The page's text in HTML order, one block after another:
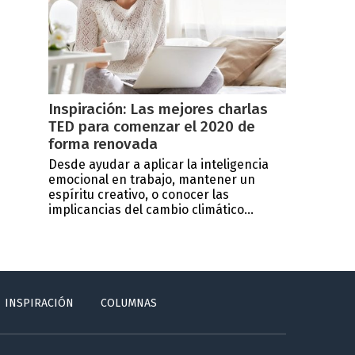
Inspiración: Las mejores charlas
TED para comenzar el 2020 de
forma renovada
Desde ayudar a aplicar la inteligencia
emocional en trabajo, mantener un
espíritu creativo, o conocer las
implicancias del cambio climático...
INSPIRACIÓN COLUMNAS